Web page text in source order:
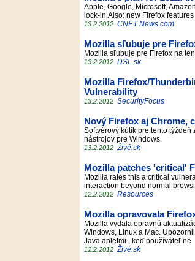
Apple, Google, Microsoft,
lock-in.Also: new Firefox
13.2.2012 CNET News.com
Mozilla sľubuje pre
Mozilla sľubuje pre Firefox na
13.2.2012 DSL.sk
Mozilla Firefox/
Vulnerability
13.2.2012 SecurityFocus
Nový Firefox aj Chrome,
Softvérový kútik pre tento
nástrojov pre Windows.
13.2.2012 Živé.sk
Mozilla patches 'critical'
Mozilla rates this a critical
interaction beyond normal
12.2.2012 Resources
Mozilla opravovala
Mozilla vydala opravnú
Windows, Linux a Mac.
Java apletmi , keď používateľ ne
12.2.2012 Živé.sk